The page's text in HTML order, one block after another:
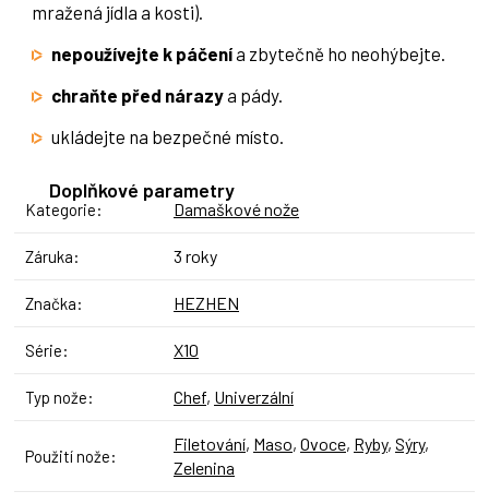
mražená jídla a kosti).
nepoužívejte k páčenía zbytečně ho neohýbejte.
chraňte před nárazya pády.
ukládejte na bezpečné místo.
Doplňkové parametry
Kategorie: Damaškové nože
Záruka: 3 roky
Značka: HEZHEN
Série: X10
Typ nože: Chef, Univerzální
Použití nože:
Filetování, Maso, Ovoce, Ryby, Sýry,
Zelenina